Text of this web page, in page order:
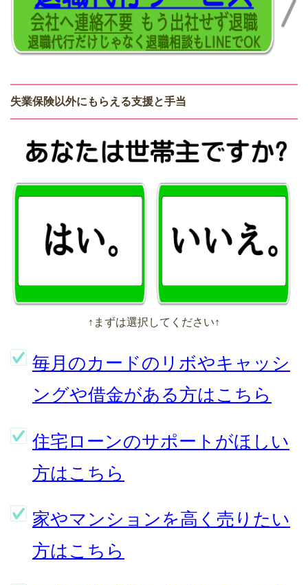
失業保険以外にもらえる支援と手当
↑まずは選択してください↑
毎月のカードのリボやキャッシ
ングや借金がある方はこちら
住宅ローンのサポートがほしい
方はこちら
家やマンションを高く売りたい
方はこちら